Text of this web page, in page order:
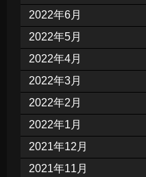
2022年6月
2022年5月
2022年4月
2022年3月
2022年2月
2022年1月
2021年12月
2021年11月